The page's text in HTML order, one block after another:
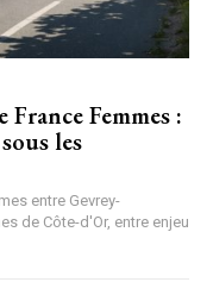
Femmes :
les
entre Gevrey-
de Côte-d'Or, entre enjeu